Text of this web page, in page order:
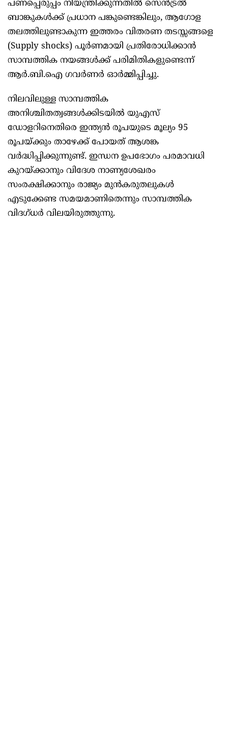
പണപ്പെരുപ്പം നിയന്ത്രിക്കുന്നതിൽ സെൻട്രൽ
ബാങ്കുകൾക്ക് പ്രധാന പങ്കുണ്ടെങ്കിലും, ആഗോള
തലത്തിലുണ്ടാകുന്ന ഇത്തരം വിതരണ തടസ്സങ്ങളെ
(Supply shocks) പൂർണമായി പ്രതിരോധിക്കാൻ
സാമ്പത്തിക നയങ്ങൾക്ക് പരിമിതികളുണ്ടെന്ന്
ആർ.ബി.ഐ ഗവർണർ ഓർമ്മിപ്പിച്ചു.
നിലവിലുള്ള സാമ്പത്തിക
അനിശ്ചിതത്വങ്ങൾക്കിടയിൽ യുഎസ്
ഡോളറിനെതിരെ ഇന്ത്യൻ രൂപയുടെ മൂല്യം 95
രൂപയ്ക്കും താഴേക്ക് പോയത് ആശങ്ക
വർദ്ധിപ്പിക്കുന്നുണ്ട്. ഇന്ധന ഉപഭോഗം പരമാവധി
കുറയ്ക്കാനും വിദേശ നാണ്യശേഖരം
സംരക്ഷിക്കാനും രാജ്യം മുൻകരുതലുകൾ
എടുക്കേണ്ട സമയമാണിതെന്നും സാമ്പത്തിക
വിദഗ്ധർ വിലയിരുത്തുന്നു.